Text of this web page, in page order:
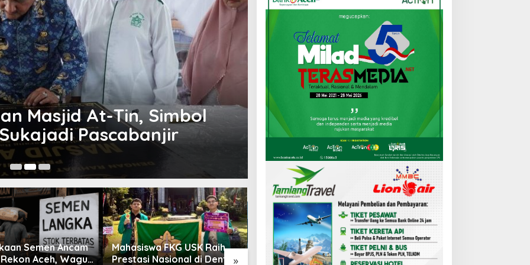
Masjid At-Tin, Simbol
Pascabanjir
Aceh Agama,Berita
Ivan Gunawan Segera
Pertama di Aceh Tamiang
»
Semen Ancam
Aceh, Wagub
Mahasiswa FKG USK Raih
Prestasi Nasional di Dental
Katanya Bebas Riba, Tapi
kok Bank Syariah Terasa
Cuaca Ekstrem, Pohon
Tumbang Lumpuhkan Jalan